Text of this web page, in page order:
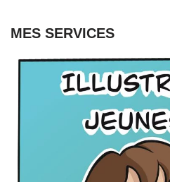
MES SERVICES